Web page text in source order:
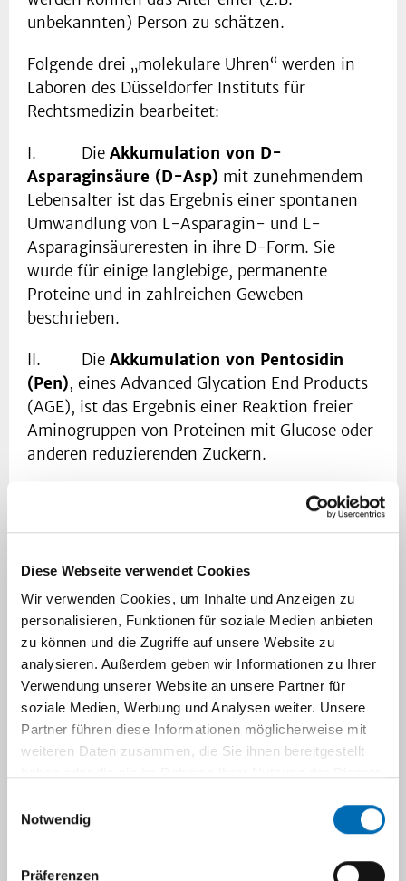
Diese Webseite verwendet Cookies
Wir verwenden Cookies, um Inhalte und Anzeigen zu
personalisieren, Funktionen für soziale Medien anbieten
zu können und die Zugriffe auf unsere Website zu
analysieren. Außerdem geben wir Informationen zu Ihrer
Verwendung unserer Website an unsere Partner für
soziale Medien, Werbung und Analysen weiter. Unsere
Partner führen diese Informationen möglicherweise mit
weiteren Daten zusammen, die Sie ihnen bereitgestellt
Notwendig
Präferenzen
unbekannten) Person zu schätzen.
Folgende drei „molekulare Uhren“ werden in
Laboren des Düsseldorfer Instituts für
Rechtsmedizin bearbeitet:
I. Die Akkumulation von D-
Asparaginsäure (D-Asp) mit zunehmendem
Lebensalter ist das Ergebnis einer spontanen
Umwandlung von L-Asparagin- und L-
Asparaginsäureresten in ihre D-Form. Sie
wurde für einige langlebige, permanente
Proteine und in zahlreichen Geweben
beschrieben.
II. Die Akkumulation von Pentosidin
(Pen), eines Advanced Glycation End Products
(AGE), ist das Ergebnis einer Reaktion freier
Aminogruppen von Proteinen mit Glucose oder
anderen reduzierenden Zuckern.
DNA-Methylierung (mDNA)bietet
altersabhängige Methylierungsmarker wurden
bereits in Geweben und Körperflüssigkeiten
identifiziert und verschiedene Modelle für
Altersschätzungen vorgeschlagen.
Molekulare Lebensaltersschätzung
auf Basis von D-Asp, Pen und DNAm
Alle drei genannten Uhren (D-Asp, Pen,
allen) menschlichen Geweben und können im
Möglichkeiten zur Altersschätzung eröffnen als